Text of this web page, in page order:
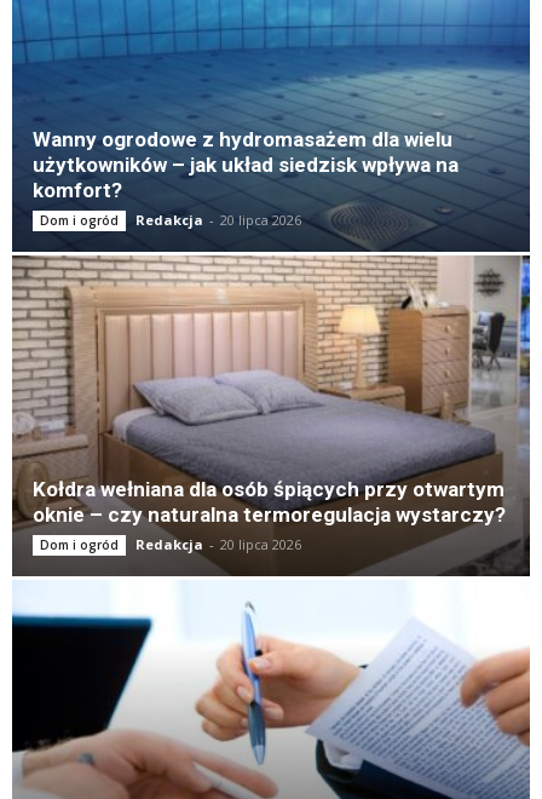
Wanny ogrodowe z hydromasażem dla wielu
użytkowników – jak układ siedzisk wpływa na
komfort?
Dom i ogród Redakcja - 20 lipca 2026
Kołdra wełniana dla osób śpiących przy otwartym
oknie – czy naturalna termoregulacja wystarczy?
Dom i ogród Redakcja - 20 lipca 2026